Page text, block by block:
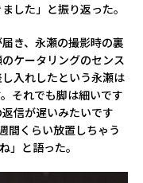
した」と振り返った。
き、永瀬の撮影時の裏
ケータリングのセンス
入れしたという永瀬は
それでも脚は細いです
信が遅いみたいです
間くらい放置しちゃう
」と語った。